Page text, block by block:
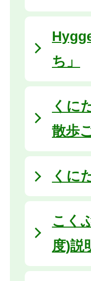
ち」
くに
散歩
くに
こく
度)説